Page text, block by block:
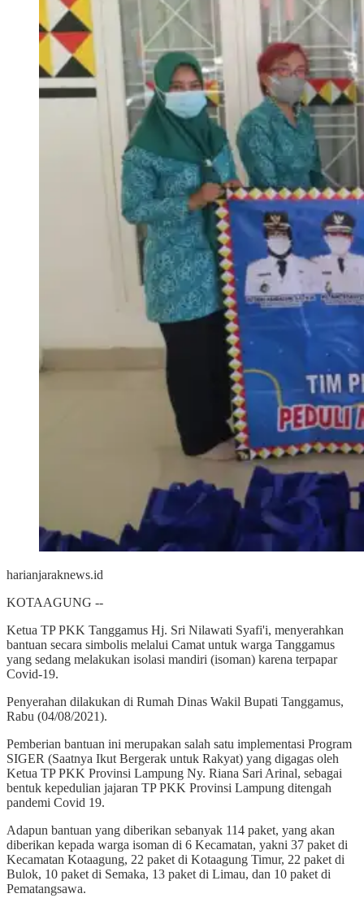
harianjaraknews.id
KOTAAGUNG --
Ketua TP PKK Tanggamus Hj. Sri Nilawati Syafi'i, menyerahkan
bantuan secara simbolis melalui Camat untuk warga Tanggamus
yang sedang melakukan isolasi mandiri (isoman) karena terpapar
Covid-19.
Penyerahan dilakukan di Rumah Dinas Wakil Bupati Tanggamus,
Rabu (04/08/2021).
Pemberian bantuan ini merupakan salah satu implementasi Program
SIGER (Saatnya Ikut Bergerak untuk Rakyat) yang digagas oleh
Ketua TP PKK Provinsi Lampung Ny. Riana Sari Arinal, sebagai
bentuk kepedulian jajaran TP PKK Provinsi Lampung ditengah
pandemi Covid 19.
Adapun bantuan yang diberikan sebanyak 114 paket, yang akan
diberikan kepada warga isoman di 6 Kecamatan, yakni 37 paket di
Kecamatan Kotaagung, 22 paket di Kotaagung Timur, 22 paket di
Bulok, 10 paket di Semaka, 13 paket di Limau, dan 10 paket di
Pematangsawa.